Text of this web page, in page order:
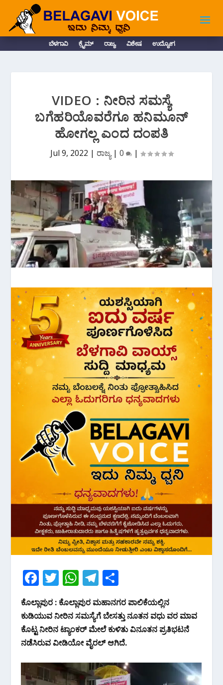
ಬೆಳಗಾವಿ ಕ್ರೈಮ್ ರಾಜ್ಯ ವಿಶೇಷ ಉದ್ಯೋಗ
VIDEO : ನೀರಿನ ಸಮಸ್ಯೆ
ಬಗೆಹರಿಯೊವರೆಗೂ ಹನಿಮೂನ್
ಹೋಗಲ್ಲ ಎಂದ ದಂಪತಿ
Jul 9, 2022 | ರಾಜ್ಯ| 0 |
F
ac
e
b
o
o
k
T
w
itt
er
W
h
at
s
A
p
p
T
e
gr
a
m
h
ar
e
ಕೊಲ್ಲಾಪುರ : ಕೊಲ್ಲಾಪುರ ಮಹಾನಗರ ಪಾಲಿಕೆಯಲ್ಲಿನ
ಕುಡಿಯುವ ನೀರಿನ‌ ಸಮಸ್ಯೆಗೆ ಬೇಸತ್ತು ನೂತನ ವಧು ವರ ಮಾವ
ಕೊಟ್ಟ ನೀರಿನ ಟ್ಯಾಂಕರ್ ಮೇಲೆ ಕುಳಿತು ವಿನೂತನ ಪ್ರತಿಭಟನೆ
ನಡೆಸಿರುವ ವೀಡಿಯೋ ವೈರಲ್ ಆಗಿದೆ.